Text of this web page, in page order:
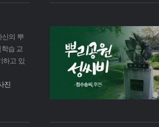
신의 뿌
습 교
하고 있
진